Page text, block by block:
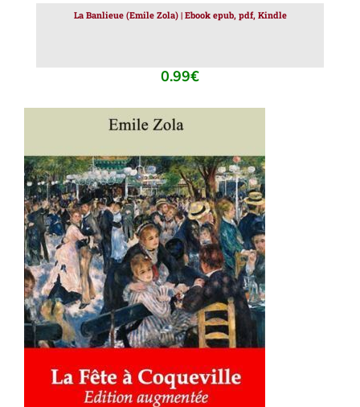
La Banlieue (Emile Zola) | Ebook epub, pdf, Kindle
0.99€
AJOUTER AU PANIER / DÉTAILS